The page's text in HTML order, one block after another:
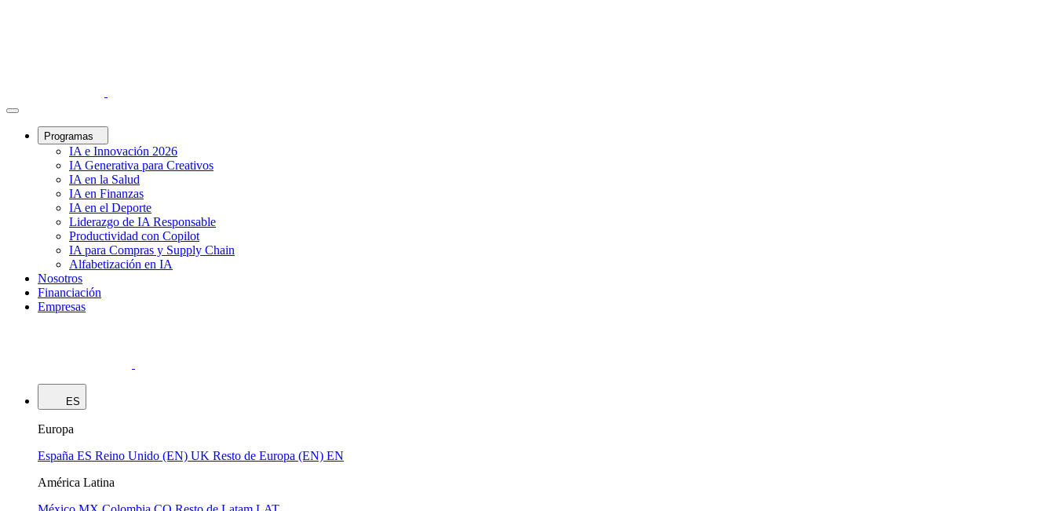
Programas
IA e Innovación 2026
IA Generativa para Creativos
IA en la Salud
IA en Finanzas
IA en el Deporte
Liderazgo de IA Responsable
Productividad con Copilot
IA para Compras y Supply Chain
Alfabetización en IA
Nosotros
Financiación
Empresas
ES
Europa
España ES Reino Unido (EN) UK Resto de Europa (EN) EN
América Latina